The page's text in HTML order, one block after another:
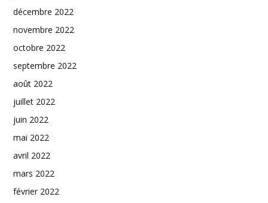
décembre 2022
novembre 2022
octobre 2022
septembre 2022
août 2022
juillet 2022
juin 2022
mai 2022
avril 2022
mars 2022
février 2022